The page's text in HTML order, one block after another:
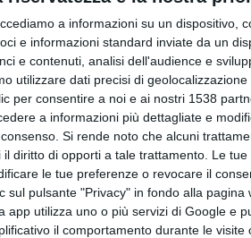
a informazioni su un dispositivo,
e informazioni standard inviate da un
e contenuti, analisi dell'audience e
utilizzare dati precisi di
per consentire a noi e ai nostri 1538
a informazioni più dettagliate e
Si rende noto che alcuni
diritto di opporti a tale trattamento. Le
le tue preferenze o revocare il
pulsante "Privacy" in fondo alla pagina
app utilizza uno o più servizi di Google e
il comportamento durante le visite